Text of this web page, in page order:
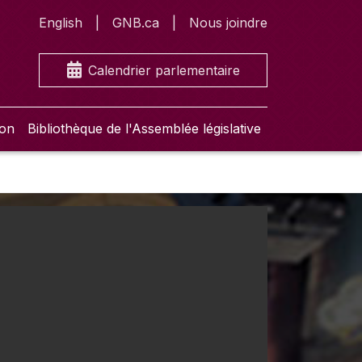
English GNB.ca Nous joindre
Calendrier parlementaire
Bibliothèque de l'Assemblée législative